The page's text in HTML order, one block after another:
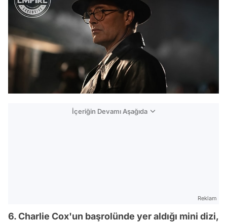
İçeriğin Devamı Aşağıda
Reklam
6. Charlie Cox'un başrolünde yer aldığı mini dizi,